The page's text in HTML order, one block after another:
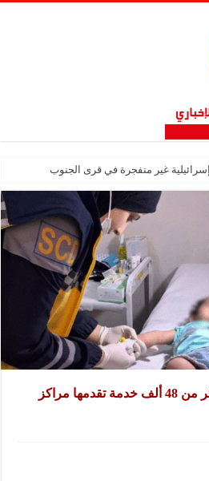
غير منفجرة في قرى الجنوب
منذ بداية العام الحالي.. ­­أكثر من 48 ألف خدمة تقدمها مراكز